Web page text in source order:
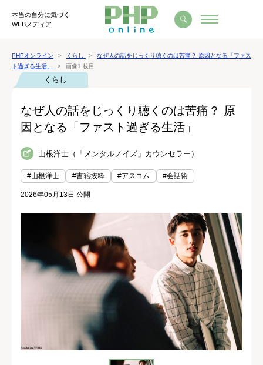
本当の自分に気づく
WEBメディア
PHPオンライン くらし
なぜ人の話をじっくり聴くのは苦痛？ 原因となる「ファス
ト過ぎる生活」
画像1 枚目
くらし
なぜ人の話をじっくり聴くのは苦痛？ 原
因となる「ファスト過ぎる生活」
山根洋士（「メンタルノイズ」カウンセラー）
#山根洋士 #書籍抜粋 #アスコム #会話術
2026年05月13日 公開